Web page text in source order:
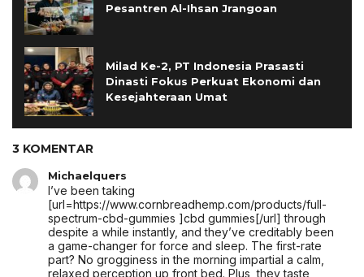
Pesantren Al-Ihsan Jrangoan
Milad Ke-2, PT Indonesia Prasasti
Dinasti Fokus Perkuat Ekonomi dan
Kesejahteraan Umat
3 KOMENTAR
Michaelquers
I’ve been taking
[url=https://www.cornbreadhemp.com/products/full-
spectrum-cbd-gummies ]cbd gummies[/url] through
despite a while instantly, and they’ve creditably been
a game-changer for force and sleep. The first-rate
part? No grogginess in the morning impartial a calm,
relaxed perception up front bed. Plus, they taste